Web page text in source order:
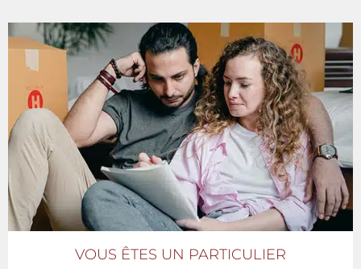
VOUS ÊTES UN PARTICULIER